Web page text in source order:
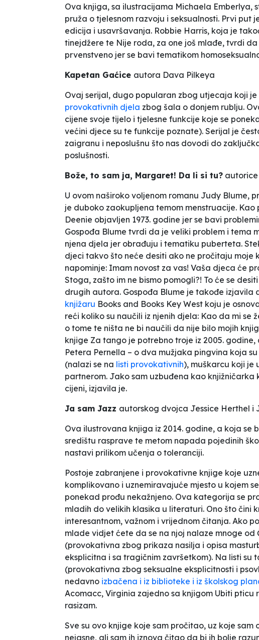
Ova knjiga, sa ilustracijama Michaela Emberlya,
pruža o tjelesnom razvoju i seksualnosti. Prvi put
edicija i usavršavanja. Robbie Harris, koja je
tinejdžere te Nije roda, za one još mlađe, tvrdi
prvenstveno jer se bavi tematikom
Kapetan Gaćice autora Dava Pilkeya
Ovaj serijal, dugo popularan zbog utjecaja koji
provokativnih djela zbog šala o donjem rublju.
cijene svoje tijelo i tjelesne funkcije koje se
većini djece su te funkcije poznate). Serijal je
zaigranu i neposlušnu što nas dovodi do
poslušnosti.
Bože, to sam ja, Margaret! Da li si tu?
U ovom naširoko voljenom romanu Judy Blume,
je duboko zaokupljena temom menstruacije.
Deenie objavljen 1973. godine jer se bavi
Gospođa Blume tvrdi da je veliki problem i tema
njena djela jer obrađuju i tematiku puberteta.
djeci takvo što neće desiti ako ne pročitaju moje
napominje: Imam novost za vas! Vaša djeca će
Stoga, zašto im ne bismo pomogli?! To će se
drugih autora. Gospođa Blume je takođe izjavila
knjižaru Books and Books Key West koju je
reći koliko su naučili iz njenih djela: Kao da mi se
o tome te ništa ne bi naučili da nije bilo mojih
knjige Za tango je potrebno troje iz 2005.
Petera Pernella – o dva mužjaka pingvina koja
(nalazi se na listi provokativnih), muškarcu koji je
partnerom. Jako sam uzbuđena kao
cijeni, izjavila je.
Ja sam Jazz autorskog dvojca Jessice Herthel i
Ova ilustrovana knjiga iz 2014. godine, a koja se
središtu rasprave te metom napada pojedinih
nastavi prilikom učenja o toleranciji.
Postoje zabranjene i provokativne knjige koje
komplikovano i uznemiravajuće mjesto u kojem
ponekad prođu nekažnjeno. Ova kategorija se
mladih do velikih klasika u literaturi. Ono što čini
interesantnom, važnom i vrijednom čitanja. Ako
mlade vidjet ćete da se na njoj nalaze mnoge od
(provokativna zbog prikaza nasilja i opisa
eksplicitna i sa tragičnim završetkom). Na listi su
(provokativna zbog seksualne eksplicitnosti i
nedavno izbačena i iz biblioteke i iz školskog
Acomacc, Virginia zajedno sa knjigom Ubiti pticu
rasizam.
Sve su ovo knjige koje sam pročitao, uz koje
nejasne, ali sam ih iznova čitao da bi ih bolje